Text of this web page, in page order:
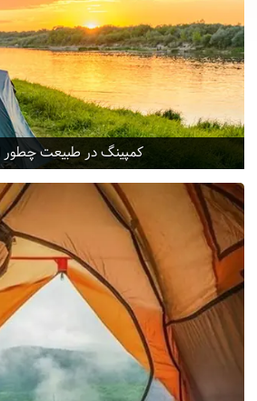
کمپینگ در طبیعت